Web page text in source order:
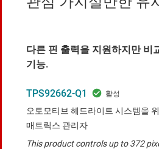
다른 핀 출력을 지원하지만 비
기능.
TPS92662-Q1
오토모티브 헤드라이트 시스템을
매트릭스 관리자
This product controls up to 372